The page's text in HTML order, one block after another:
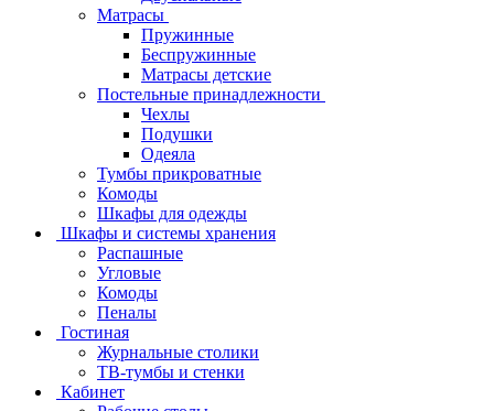
Матрасы
Пружинные
Беспружинные
Матрасы детские
Постельные принадлежности
Чехлы
Подушки
Одеяла
Тумбы прикроватные
Комоды
Шкафы для одежды
Шкафы и системы хранения
Распашные
Угловые
Комоды
Пеналы
Гостиная
Журнальные столики
ТВ‑тумбы и стенки
Кабинет